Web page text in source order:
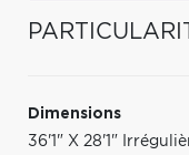
Dimensions
36'1" X 28'1"